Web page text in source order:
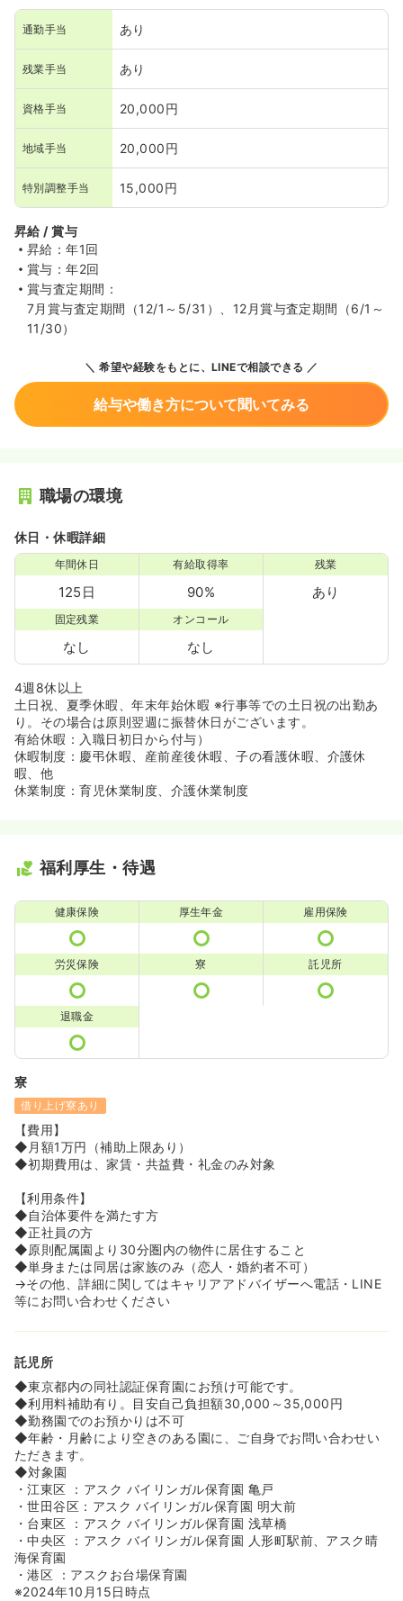
通勤手当 あり
残業手当 あり
資格手当 20,000円
地域手当 20,000円
特別調整手当 15,000円
昇給 / 賞与
昇給：年1回
賞与：年2回
賞与査定期間：
7月賞与査定期間（12/1～5/31）、12月賞与査定期間（6/1～
11/30）
希望や経験をもとに、LINEで相談できる
給与や働き方について聞いてみる
職場の環境
休日・休暇詳細
年間休日
125日
有給取得率
90%
残業
あり
固定残業
なし
オンコール
なし
4週8休以上
土日祝、夏季休暇、年末年始休暇 ※行事等での土日祝の出勤あ
り。その場合は原則翌週に振替休日がございます。
有給休暇：入職日初日から付与）
休暇制度：慶弔休暇、産前産後休暇、子の看護休暇、介護休
暇、他
休業制度：育児休業制度、介護休業制度
福利厚生・待遇
健康保険 厚生年金 雇用保険
労災保険 寮 託児所
退職金
寮
借り上げ寮あり
【費用】
◆月額1万円（補助上限あり）
◆初期費用は、家賃・共益費・礼金のみ対象
【利用条件】
◆自治体要件を満たす方
◆正社員の方
◆原則配属園より30分圏内の物件に居住すること
◆単身または同居は家族のみ（恋人・婚約者不可）
→その他、詳細に関してはキャリアアドバイザーへ電話・LINE
等にお問い合わせください
託児所
◆東京都内の同社認証保育園にお預け可能です。
◆利用料補助有り。目安自己負担額30,000～35,000円
◆勤務園でのお預かりは不可
◆年齢・月齢により空きのある園に、ご自身でお問い合わせい
ただきます。
◆対象園
・江東区 ：アスク バイリンガル保育園 亀戸
・世田谷区：アスク バイリンガル保育園 明大前
・台東区 ：アスク バイリンガル保育園 浅草橋
・中央区 ：アスク バイリンガル保育園 人形町駅前、アスク晴
海保育園
・港区 ：アスクお台場保育園
※2024年10月15日時点